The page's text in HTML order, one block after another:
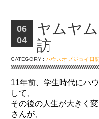
06
04
ヤムヤ
訪
CATEGORY :ハウスオブジョイ日
11年前、学生時代にハ
して、
その後の人生が大きく
さんが、